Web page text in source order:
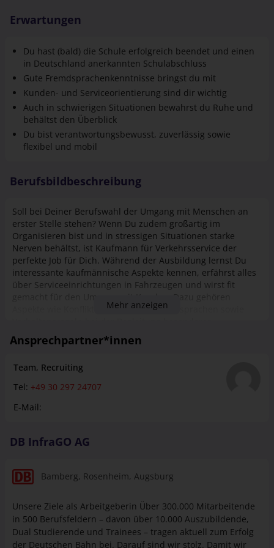
Erwartungen
Du hast (bald) die Schule erfolgreich beendet und einen
in Deutschland anerkannten Schulabschluss
Gute Fremdsprachenkenntnisse bringst du mit
Kunden- und Serviceorientierung sind dir wichtig
Auch in schwierigen Situationen bewahrst du Ruhe und
behältst den Überblick
Du bist verantwortungsbewusst, zuverlässig sowie
flexibel und mobil
Berufsbildbeschreibung
Soll bei Deiner Berufswahl der Umgang mit Menschen an
erster Stelle stehen? Wenn Du zudem großartig im
Organisieren bist und in stressigen Situationen starke
Nerven behältst, ist Kaufmann für Verkehrsservice der
perfekte Job für Dich. Während der Ausbildung lernst Du
interessante kaufmännische Aspekte kennen, erfährst alles
über Serviceeinrichtungen in Fahrzeugen und wirst fit
Aspekte wie Konfliktmanagement, Fremdsprachen sowie
Personengruppen. Als Kaufmann für Verkehrsservice bist
Du die gute Seele im Bahnbetrieb, auf Fährschiffen oder in
Auskünfte jeder Art, bist serviceorientiert für die Fahrgäste
da. Ebenfalls kannst Du in der Verwaltung oder im
kommunikativen Fähigkeiten entschärfst Du souverän
Ausbildung: Du betreust und berätst unsere Kund:innen an
Kenntnisse zu Reiseangeboten sowie Service- und
Sicherheitsleistungen Umgang mit modernen
wichtige Grundlagen der Kundenberatung und -betreuung,
des Marketings und Projektmanagements an
Mehr anzeigen
Ansprechpartner*innen
Team, Recruiting
Tel: +49 30 297 24707
E-Mail:
DB InfraGO AG
Bamberg, Rosenheim, Augsburg
Unsere Ziele als Arbeitgeberin Über 300.000 Mitarbeitende
in 500 Berufsfeldern – davon über 10.000 Auszubildende,
Dual Studierende und Trainees ­– tragen aktuell zum Erfolg
der Deutschen Bahn bei. Darauf sind wir stolz. Damit wir